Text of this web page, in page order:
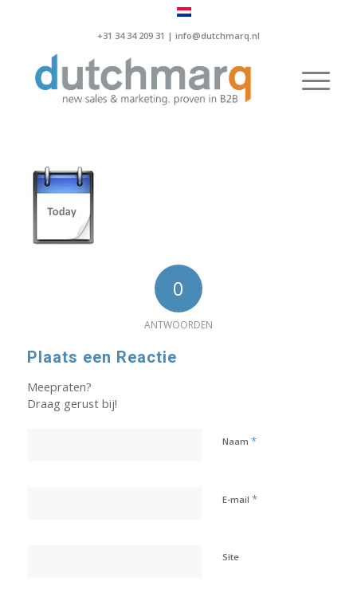
+31 34 34 209 31 | info@dutchmarq.nl
0
ANTWOORDEN
Plaats een Reactie
Meepraten?
Draag gerust bij!
Naam *
E-mail *
Site